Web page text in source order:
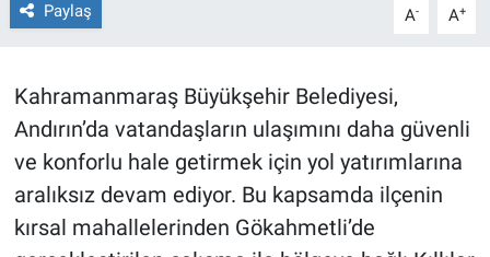
Paylaş A- A+
Kahramanmaraş Büyükşehir Belediyesi,
Andırın’da vatandaşların ulaşımını daha güvenli
ve konforlu hale getirmek için yol yatırımlarına
aralıksız devam ediyor. Bu kapsamda ilçenin
kırsal mahallelerinden Gökahmetli’de
ASAYİŞ
HABERDE İNSAN
EĞİTİM
BİLİM VE TEKNOLOJİ